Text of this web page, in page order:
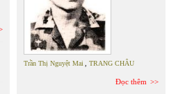
Trần Thị Nguyệt Mai TRANG CHÂU
Đọc thêm